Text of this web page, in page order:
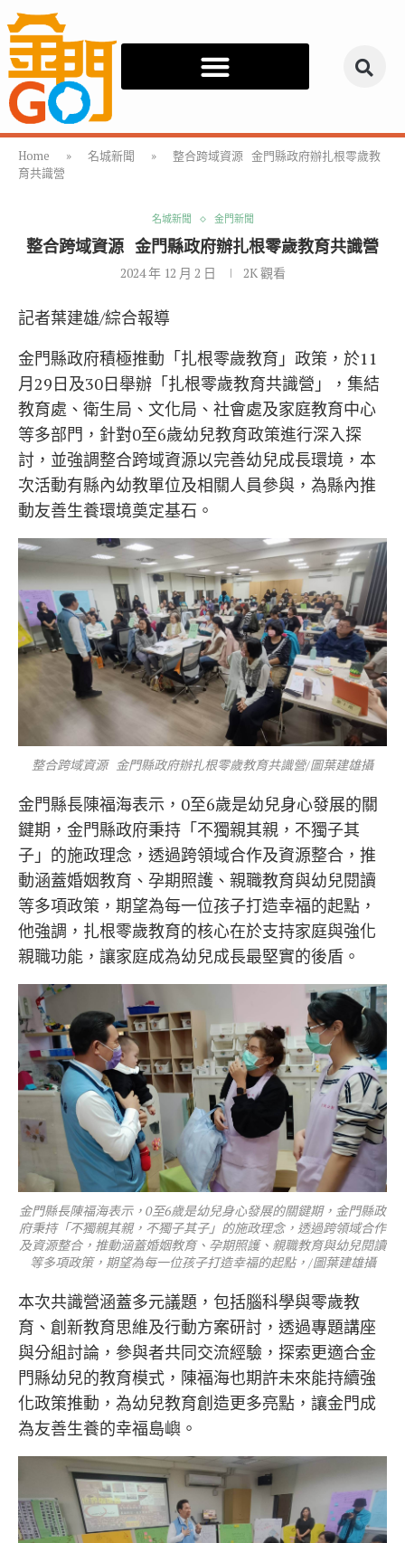
Home » 名城新聞 »
整合跨域資源 金門縣政府辦扎根零歲教
育共識營
名城新聞 金門新聞
整合跨域資源 金門縣政府辦扎根零歲教育共識營
2024 年 12 月 2 日 2K觀看
記者葉建雄/綜合報導
金門縣政府積極推動「扎根零歲教育」政策，於11
月29日及30日舉辦「扎根零歲教育共識營」，集結
教育處、衛生局、文化局、社會處及家庭教育中心
等多部門，針對0至6歲幼兒教育政策進行深入探
討，並強調整合跨域資源以完善幼兒成長環境，本
次活動有縣內幼教單位及相關人員參與，為縣內推
動友善生養環境奠定基石。
整合跨域資源 金門縣政府辦扎根零歲教育共識營/圖葉建雄攝
金門縣長陳福海表示，0至6歲是幼兒身心發展的關
鍵期，金門縣政府秉持「不獨親其親，不獨子其
子」的施政理念，透過跨領域合作及資源整合，推
動涵蓋婚姻教育、孕期照護、親職教育與幼兒閱讀
等多項政策，期望為每一位孩子打造幸福的起點，
他強調，扎根零歲教育的核心在於支持家庭與強化
親職功能，讓家庭成為幼兒成長最堅實的後盾。
金門縣長陳福海表示，0至6歲是幼兒身心發展的關鍵期，金門縣政
府秉持「不獨親其親，不獨子其子」的施政理念，透過跨領域合作
及資源整合，推動涵蓋婚姻教育、孕期照護、親職教育與幼兒閱讀
等多項政策，期望為每一位孩子打造幸福的起點，/圖葉建雄攝
本次共識營涵蓋多元議題，包括腦科學與零歲教
育、創新教育思維及行動方案研討，透過專題講座
與分組討論，參與者共同交流經驗，探索更適合金
門縣幼兒的教育模式，陳福海也期許未來能持續強
化政策推動，為幼兒教育創造更多亮點，讓金門成
為友善生養的幸福島嶼。